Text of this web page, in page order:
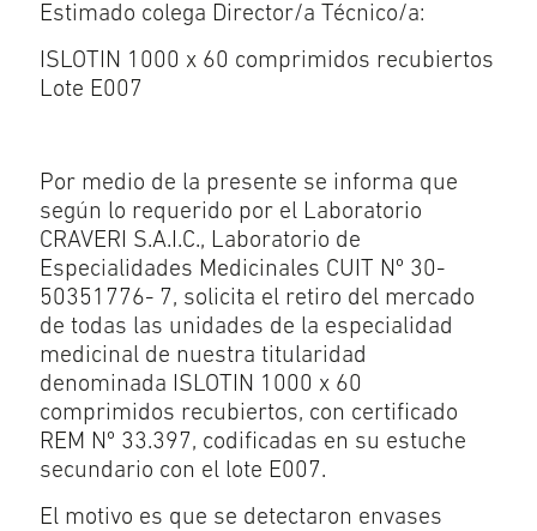
Estimado colega Director/a Técnico/a:
ISLOTIN 1000 x 60 comprimidos recubiertos
Lote E007
Por medio de la presente se informa que
según lo requerido por el Laboratorio
CRAVERI S.A.I.C., Laboratorio de
Especialidades Medicinales CUIT Nº 30-
50351776- 7, solicita el retiro del mercado
de todas las unidades de la especialidad
medicinal de nuestra titularidad
denominada ISLOTIN 1000 x 60
comprimidos recubiertos, con certificado
REM Nº 33.397, codificadas en su estuche
secundario con el lote E007.
El motivo es que se detectaron envases